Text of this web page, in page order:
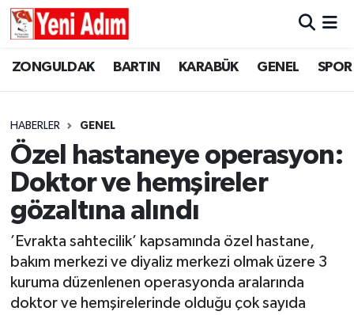
ZONGULDAK BARTIN KARABÜK GENEL SPOR
HABERLER GENEL
Özel hastaneye operasyon:
Doktor ve hemşireler
gözaltına alındı
’Evrakta sahtecilik’ kapsamında özel hastane,
bakım merkezi ve diyaliz merkezi olmak üzere 3
kuruma düzenlenen operasyonda aralarında
doktor ve hemşirelerinde olduğu çok sayıda
ZONGULDAK
GÜNCEL
SİYASET
RESMİ İLAN
ZONGULDAK
GENEL
SPOR
SİYASET
SAĞLIK
Zonguldak Hava Durumu
Tüm Manşetler
Son Dakika Haberleri
Haber Arşivi